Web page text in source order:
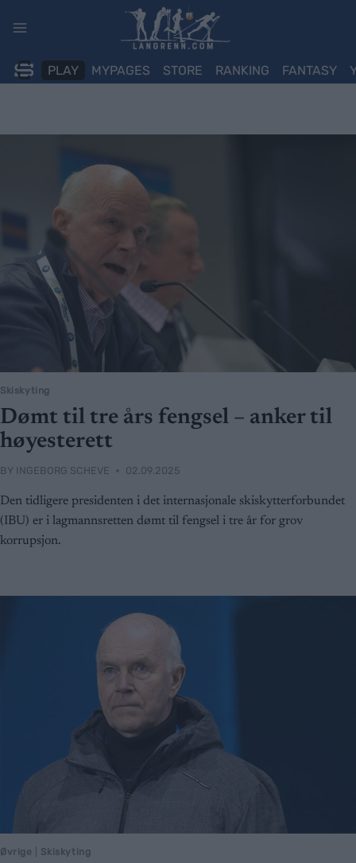
PLAY MYPAGES STORE RANKING FANTASY
Skiskyting
Dømt til tre års fengsel – anker til
høyesterett
BY INGEBORG SCHEVE 02.09.2025
Den tidligere presidenten i det internasjonale skiskytterforbundet
(IBU) er i lagmannsretten dømt til fengsel i tre år for grov
korrupsjon.
Øvrige Skiskyting